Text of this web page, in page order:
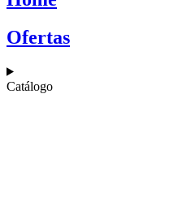
Ofertas
Catálogo